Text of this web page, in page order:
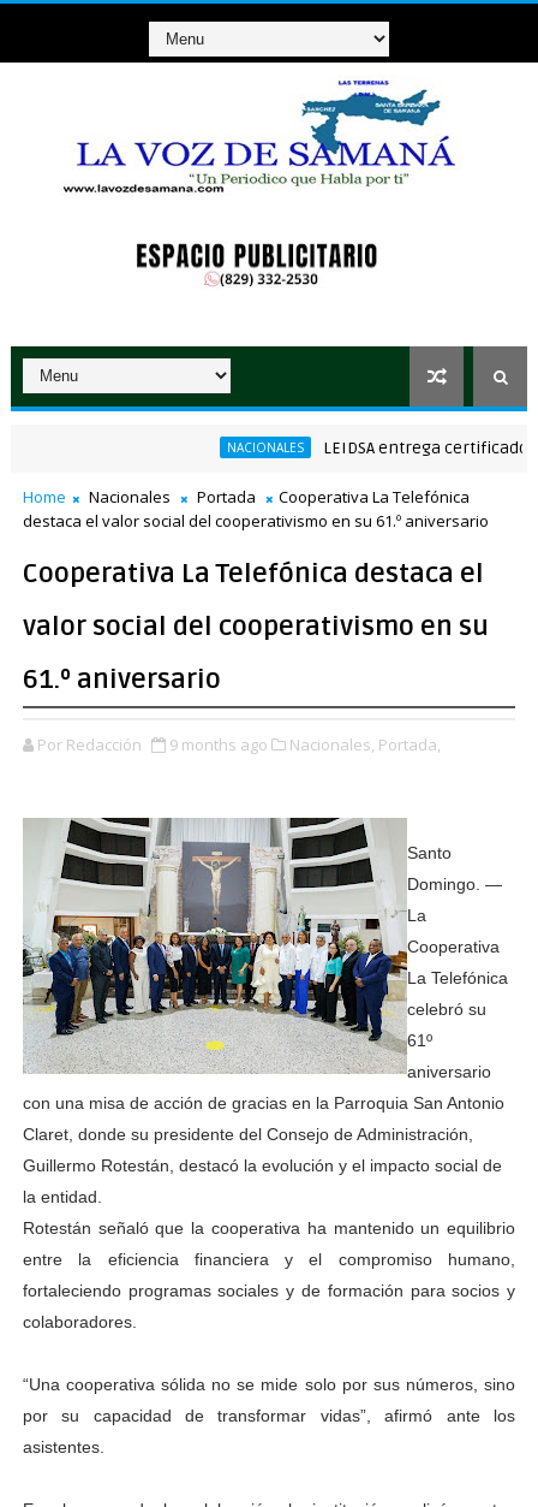
NACIONALES LEIDSA entrega certificado a
de Poesía Salomé Ureña de Henríquez 2026
Home Nacionales Portada
Cooperativa La Telefónica
destaca el valor social del cooperativismo en su 61.º aniversario
Cooperativa La Telefónica destaca el
valor social del cooperativismo en su
61.º aniversario
Por Redacción 9 months ago Nacionales, Portada,
Santo
Domingo. —
La
Cooperativa
La Telefónica
celebró su
61º
aniversario
con una misa de acción de gracias en la Parroquia San Antonio
Claret, donde su presidente del Consejo de Administración,
Guillermo Rotestán, destacó la evolución y el impacto social de
la entidad.
Rotestán señaló que la cooperativa ha mantenido un equilibrio
entre la eficiencia financiera y el compromiso humano,
fortaleciendo programas sociales y de formación para socios y
colaboradores.
“Una cooperativa sólida no se mide solo por sus números, sino
por su capacidad de transformar vidas”, afirmó ante los
asistentes.